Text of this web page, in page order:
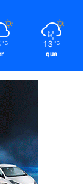
℃ 13 ℃
qua